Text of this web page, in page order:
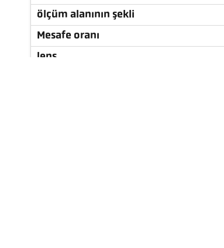
ölçüm alanının şekli
Mesafe oranı
lens